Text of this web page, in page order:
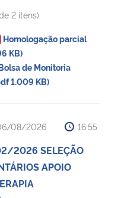
2 itens)
Homologação parcial
KB)
de Monitoria
1.009 KB)
08/2026 16:55
2026 SELEÇÃO
APOIO